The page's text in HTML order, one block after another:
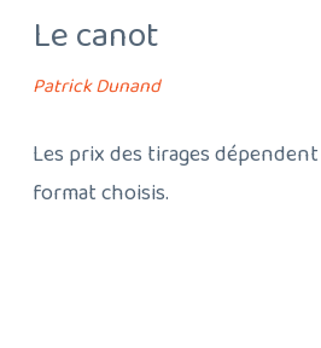
Le canot
Patrick Dunand
Les prix des tirages
format choisis.